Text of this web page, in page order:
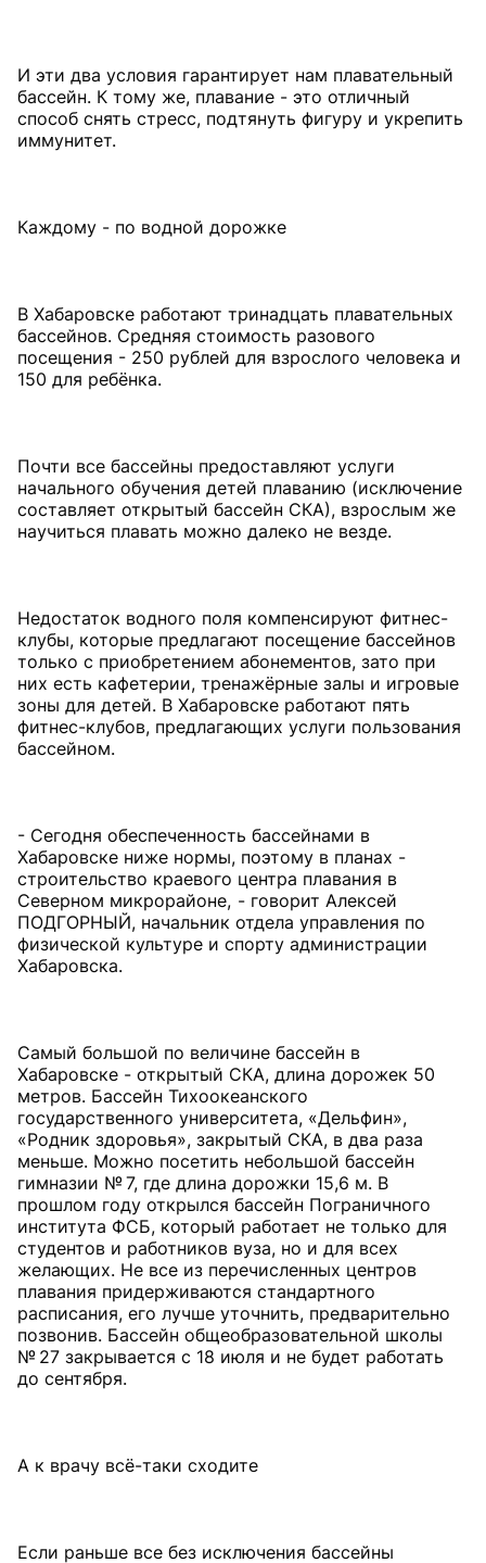
И эти два условия гарантирует нам плавательный
бассейн. К тому же, плавание - это отличный
способ снять стресс, подтянуть фигуру и укрепить
иммунитет.
Каждому - по водной дорожке
В Хабаровске работают тринадцать плавательных
бассейнов. Средняя стоимость разового
посещения - 250 рублей для взрослого человека и
150 для ребёнка.
Почти все бассейны предоставляют услуги
начального обучения детей плаванию (исключение
составляет открытый бассейн СКА), взрослым же
научиться плавать можно далеко не везде.
Недостаток водного поля компенсируют фитнес-
клубы, которые предлагают посещение бассейнов
только с приобретением абонементов, зато при
них есть кафетерии, тренажёрные залы и игровые
зоны для детей. В Хабаровске работают пять
фитнес-клубов, предлагающих услуги пользования
бассейном.
- Сегодня обеспеченность бассейнами в
Хабаровске ниже нормы, поэтому в планах -
строительство краевого центра плавания в
Северном микрорайоне, - говорит Алексей
ПОДГОРНЫЙ, начальник отдела управления по
физической культуре и спорту администрации
Хабаровска.
Самый большой по величине бассейн в
Хабаровске - открытый СКА, длина дорожек 50
метров. Бассейн Тихоокеанского
государственного университета, «Дельфин»,
«Родник здоровья», закрытый СКА, в два раза
меньше. Можно посетить небольшой бассейн
гимназии № 7, где длина дорожки 15,6 м. В
прошлом году открылся бассейн Пограничного
института ФСБ, который работает не только для
студентов и работников вуза, но и для всех
желающих. Не все из перечисленных центров
плавания придерживаются стандартного
расписания, его лучше уточнить, предварительно
позвонив. Бассейн общеобразовательной школы
№ 27 закрывается с 18 июля и не будет работать
до сентября.
А к врачу всё-таки сходите
Если раньше все без исключения бассейны